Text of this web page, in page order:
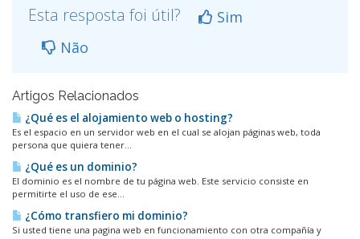
Esta resposta foi útil?
Sim
Não
Artigos Relacionados
¿Qué es el alojamiento web o hosting?
Es el espacio en un servidor web en el cual se alojan páginas web, toda
persona que quiera tener...
¿Qué es un dominio?
El dominio es el nombre de tu página web. Este servicio consiste en
permitirte el uso de ese...
¿Cómo transfiero mi dominio?
Si usted tiene una pagina web en funcionamiento con otra compañía y